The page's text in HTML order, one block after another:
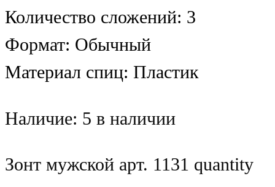
Количество сложений: 3
Формат: Обычный
Материал спиц: Пластик
Наличие: 5 в наличии
Зонт мужской арт. 1131 quantity